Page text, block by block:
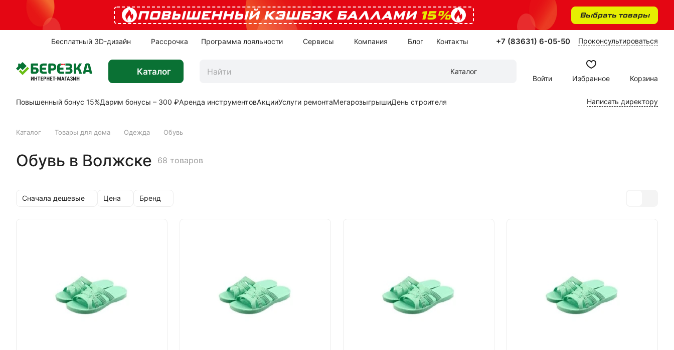
ПОВЫШЕННЫЙ КЭШБЭК БАЛЛАМИ 15% Выбрать товары
Бесплатный 3D-дизайн Рассрочка Программа лояльности Сервисы Компания Блог Контакты +7 (83631) 6-05-50 Проконсультироваться
Каталог
Каталог
Войти
Избранное Корзина
Повышенный бонус 15%Дарим бонусы – 300 ₽Аренда инструментовАкцииУслуги ремонтаМегарозыгрышиДень строителя Написать директору
Каталог Товары для дома Одежда Обувь
Обувь в Волжске 68 товаров
Сначала дешевые Цена Бренд